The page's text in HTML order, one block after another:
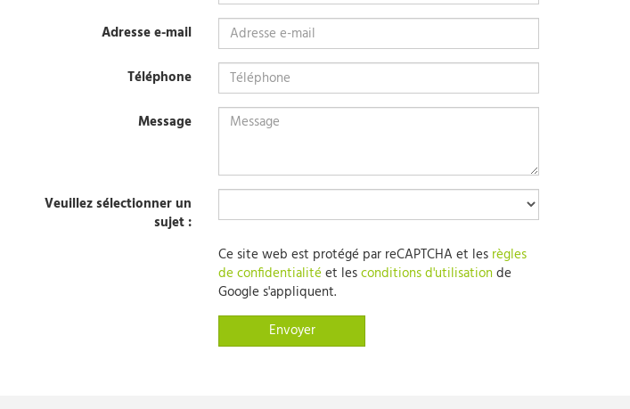
Adresse e-mail
Téléphone
Message
Veuillez sélectionner un
sujet :
Ce site web est protégé par reCAPTCHA et les règles
de confidentialité et lesconditions d'utilisation de
Google s'appliquent.
Envoyer